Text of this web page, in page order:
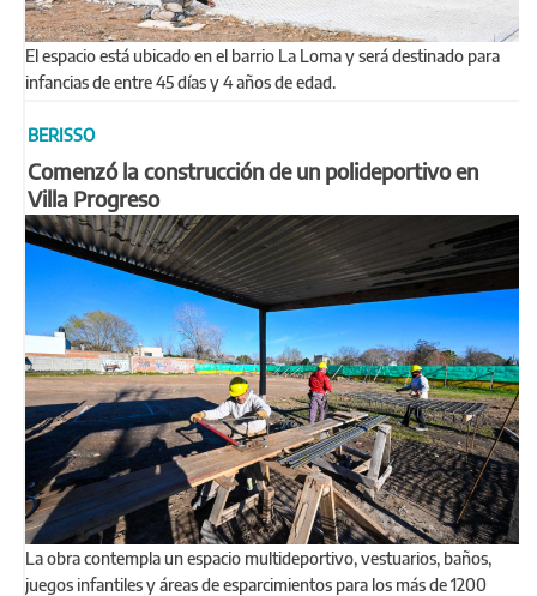
El espacio está ubicado en el barrio La Loma y será destinado para
infancias de entre 45 días y 4 años de edad.
BERISSO
Comenzó la construcción de un polideportivo en
Villa Progreso
La obra contempla un espacio multideportivo, vestuarios, baños,
juegos infantiles y áreas de esparcimientos para los más de 1200